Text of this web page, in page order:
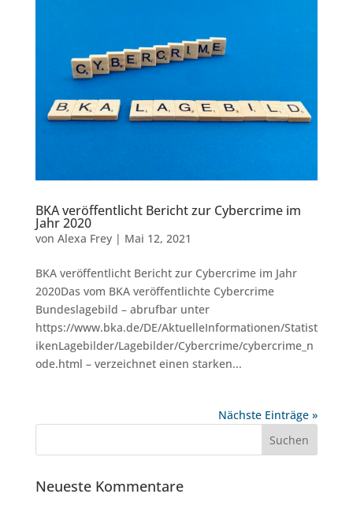
BKA veröffentlicht Bericht zur Cybercrime im
Jahr 2020
von Alexa Frey| Mai 12, 2021
BKA veröffentlicht Bericht zur Cybercrime im Jahr
2020Das vom BKA veröffentlichte Cybercrime
Bundeslagebild – abrufbar unter
https://www.bka.de/DE/AktuelleInformationen/Statist
ikenLagebilder/Lagebilder/Cybercrime/cybercrime_n
ode.html – verzeichnet einen starken...
Nächste Einträge »
Neueste Kommentare